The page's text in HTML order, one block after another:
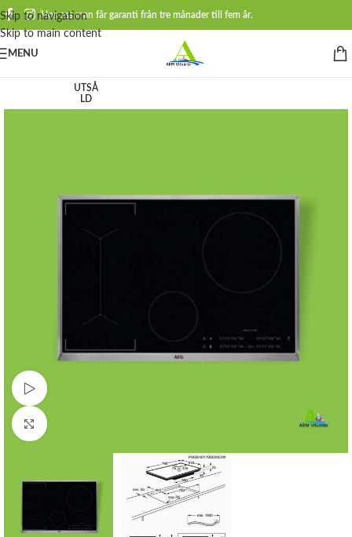
Skip to navigation
Skip to main content
Hos oss man får garanti från tre månader till fem år.
MENU
UTSÅ
LD
Watch video
Click to enlarge